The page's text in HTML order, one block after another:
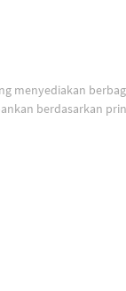
menyediakan
berdasarkan